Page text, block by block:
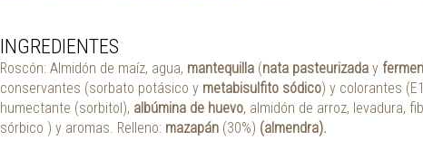
INGREDIENTES
Roscón: Almidón de maíz, agua, mantequilla (nata pasteurizada y
conservantes (sorbato potásico y metabisulfito sódico) y colorantes
humectante (sorbitol), albúmina de huevo, almidón de arroz, levadura,
sórbico ) y aromas. Relleno: mazapán (30%) (almendra).